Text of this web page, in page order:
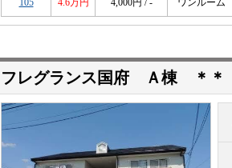
105 4.6万円 4,000円 / - ワンルーム
フレグランス国府 Ａ棟 ＊＊